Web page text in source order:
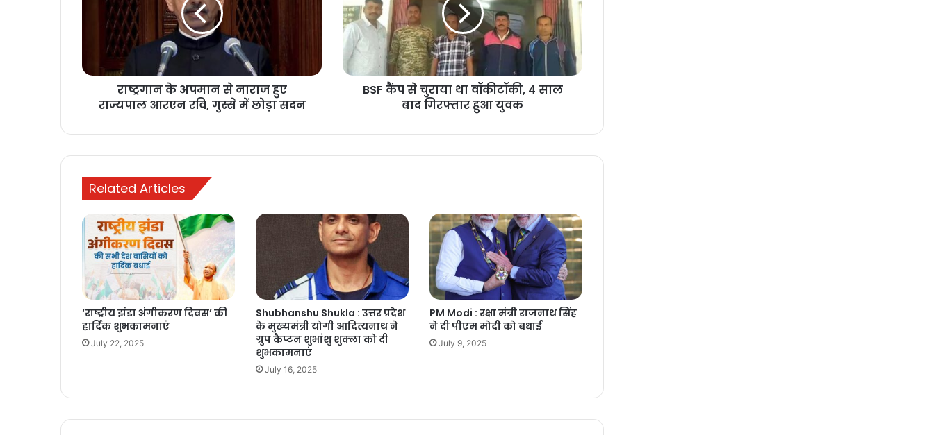
राज्यपाल
रवि,
सदन
राष्ट्रगान के अपमान से नाराज हुए
राज्यपाल आरएन रवि, गुस्से में छोड़ा सदन
था
वॉकीटॉकी,
4
साल
बाद
गिरफ्तारBSF कैंप से चुराया था वॉकीटॉकी, 4 साल
बाद गिरफ्तार हुआ युवक
Related Articles
‘राष्ट्रीय झंडा अंगीकरण दिवस’ की
हार्दिक शुभकामनाएं
July 22, 2025
Shubhanshu Shukla : उत्तर प्रदेश
के मुख्यमंत्री योगी आदित्यनाथ ने
ग्रुप कैप्टन शुभांशु शुक्ला को दी
शुभकामनाएं
July 16, 2025
PM Modi : रक्षा मंत्री राजनाथ सिंह
ने दी पीएम मोदी को बधाई
July 9, 2025